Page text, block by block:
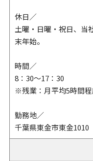
休日／
土曜・日曜・祝日、当
末年始。
時間／
8：30～17：30
※残業：月平均5時間
勤務地／
千葉県東金市東金1010